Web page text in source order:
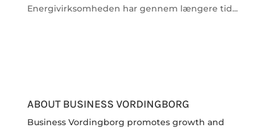
Energivirksomheden har gennem længere tid...
ABOUT BUSINESS VORDINGBORG
Business Vordingborg promotes growth and